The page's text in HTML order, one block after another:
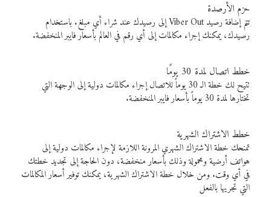
حزم الأرصدة
تتم إضافة رصيد Viber Out إلى رصيدك عند شراء أي مبلغ. باستخدام
رصيدك، يمكنك إجراء مكالمات إلى أي رقم في العالم بأسعار فايبر المنخفضة.
خطط اتصال لمدة 30 يومًا
تتيح لك خطة الـ 30 يوماً للاتصال إجراء مكالمات دولية إلى الوجهة التي
تختارها لمدة 30 يوماً بأسعار فايبر المنخفضة.
خطط الاشتراك الشهرية
تمنحك خطة الاشتراك الشهري المرونة اللازمة لإجراء مكالمات دولية إلى
هواتف أرضية ومحمولة وذلك بأسعار منخفضة، دون الحاجة إلى تجديد خطتك
في أي وقت. ومن خلال خطة الاشتراك الشهرية، يمكنك توفير أسعار المكالمات
التي تجريها بالفعل